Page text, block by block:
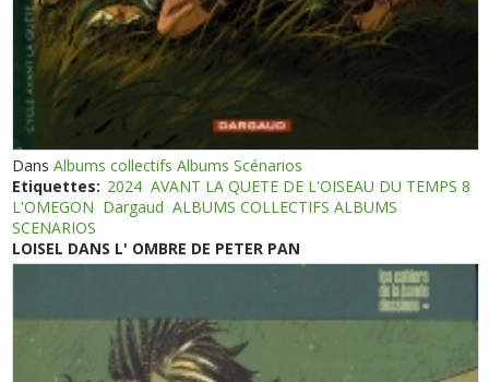
DansAlbums collectifs Albums Scénarios
Etiquettes: 2024 AVANT LA QUETE DE L'OISEAU DU TEMPS 8
L'OMEGON Dargaud ALBUMS COLLECTIFS ALBUMS
SCENARIOS
LOISEL DANS L' OMBRE DE PETER PAN